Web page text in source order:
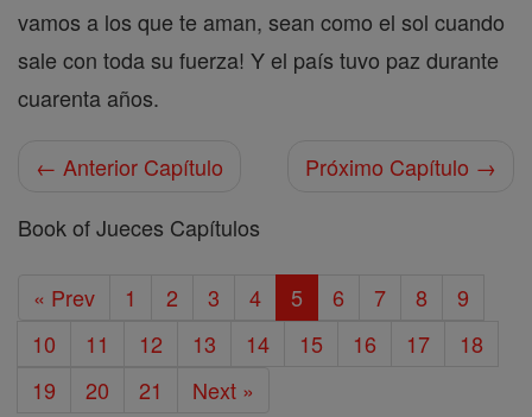
vamos a los que te aman, sean como el sol cuando
sale con toda su fuerza! Y el país tuvo paz durante
cuarenta años.
← Anterior Capítulo
Próximo Capítulo →
Book of Jueces Capítulos
« Prev 1 2 3 4 5 6 7 8
9
10
11 12 13 14 15 16 17
18
19
20 21 Next »